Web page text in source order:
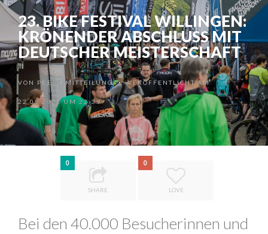
23. BIKE FESTIVAL WILLINGEN:
KRÖNENDER ABSCHLUSS MIT
DEUTSCHER MEISTERSCHAFT
VON PRESSEMITTEILUNG •VERÖFFENTLICHT AM
22.05.2022 UM 22:39
0
SHARE
0
LOVE
Bei den 40.000 Besucherinnen und